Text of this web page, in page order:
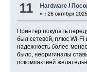
11 Hardware /
« : 26 октября
Принтер покупать
был сетевой, плюс Wi-Fi
надежность более-
было, неоригиналы
покомпактней